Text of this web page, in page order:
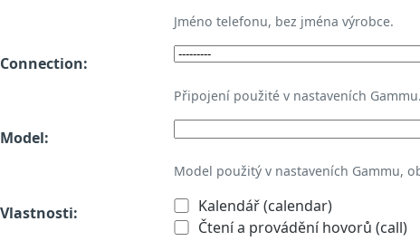
Jméno telefonu, bez jména výrobce.
Connection:
Připojení použité v nastaveních Gammu.
Model:
Model použitý v nastaveních Gammu,
Vlastnosti:
Kalendář (calendar)
Čtení a provádění hovorů (call)